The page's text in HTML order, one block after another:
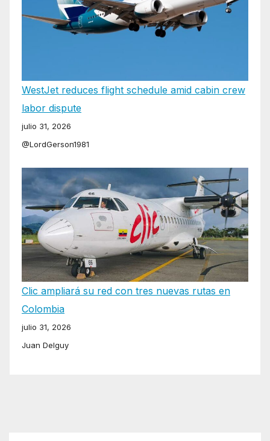
WestJet reduces flight schedule amid cabin crew
labor dispute
julio 31, 2026
@LordGerson1981
Clic ampliará su red con tres nuevas rutas en
Colombia
julio 31, 2026
Juan Delguy